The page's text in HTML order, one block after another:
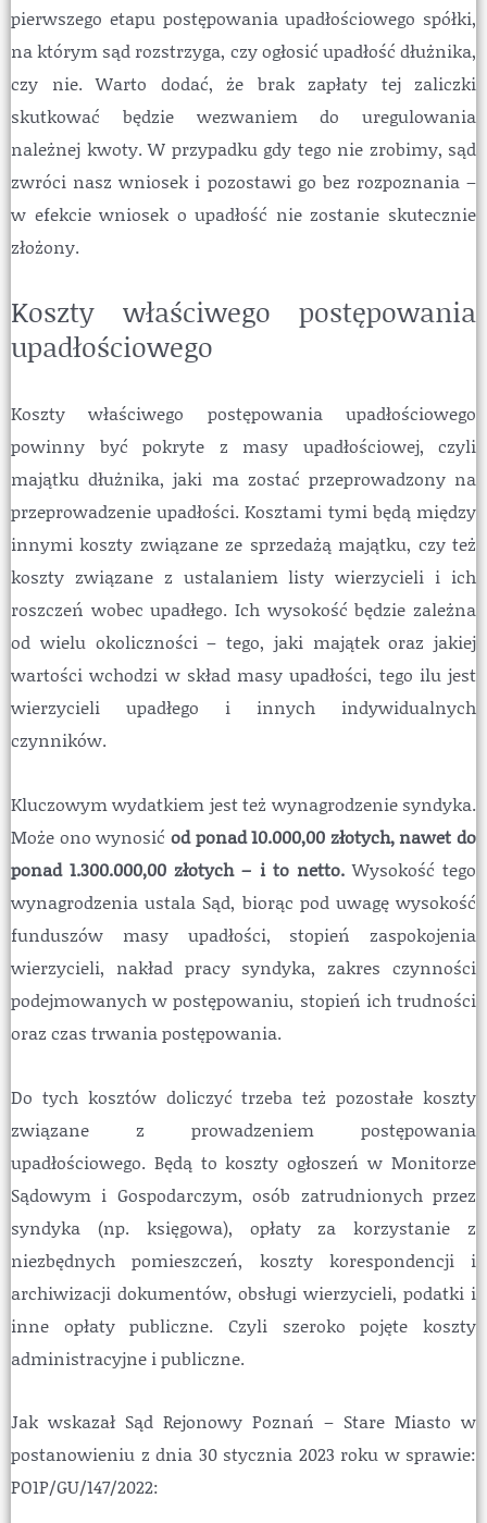
pierwszego etapu postępowania upadłościowego spółki,
na którym sąd rozstrzyga, czy ogłosić upadłość dłużnika,
czy nie. Warto dodać, że brak zapłaty tej zaliczki
skutkować będzie wezwaniem do uregulowania
należnej kwoty. W przypadku gdy tego nie zrobimy, sąd
zwróci nasz wniosek i pozostawi go bez rozpoznania –
w efekcie wniosek o upadłość nie zostanie skutecznie
złożony.
Koszty właściwego postępowania
upadłościowego
Koszty właściwego postępowania upadłościowego
powinny być pokryte z masy upadłościowej, czyli
majątku dłużnika, jaki ma zostać przeprowadzony na
przeprowadzenie upadłości. Kosztami tymi będą między
innymi koszty związane ze sprzedażą majątku, czy też
koszty związane z ustalaniem listy wierzycieli i ich
roszczeń wobec upadłego. Ich wysokość będzie zależna
od wielu okoliczności – tego, jaki majątek oraz jakiej
wartości wchodzi w skład masy upadłości, tego ilu jest
wierzycieli upadłego i innych indywidualnych
czynników.
Kluczowym wydatkiem jest też wynagrodzenie syndyka.
Może ono wynosić od ponad 10.000,00 złotych, nawet do
ponad 1.300.000,00 złotych – i to netto.Wysokość tego
wynagrodzenia ustala Sąd, biorąc pod uwagę wysokość
funduszów masy upadłości, stopień zaspokojenia
wierzycieli, nakład pracy syndyka, zakres czynności
podejmowanych w postępowaniu, stopień ich trudności
oraz czas trwania postępowania.
Do tych kosztów doliczyć trzeba też pozostałe koszty
związane z prowadzeniem postępowania
upadłościowego. Będą to koszty ogłoszeń w Monitorze
Sądowym i Gospodarczym, osób zatrudnionych przez
syndyka (np. księgowa), opłaty za korzystanie z
niezbędnych pomieszczeń, koszty korespondencji i
archiwizacji dokumentów, obsługi wierzycieli, podatki i
inne opłaty publiczne. Czyli szeroko pojęte koszty
administracyjne i publiczne.
Jak wskazał Sąd Rejonowy Poznań – Stare Miasto w
postanowieniu z dnia 30 stycznia 2023 roku w sprawie:
PO1P/GU/147/2022: